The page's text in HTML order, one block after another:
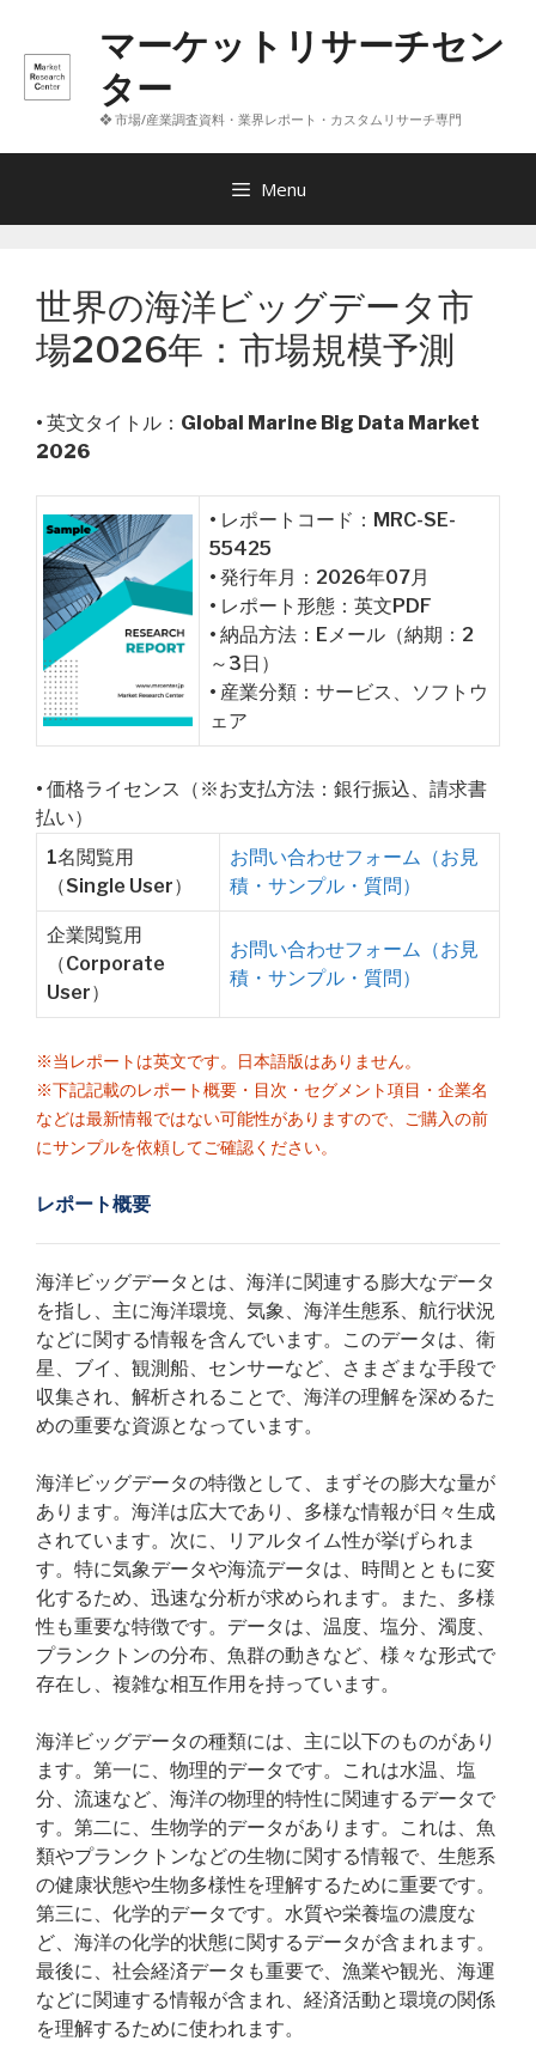
へ
マーケットリサーチセン
ター
❖ 市場/産業調査資料・業界レポート・カスタムリサーチ専門
Menu
世界の海洋ビッグデータ市
場2026年：市場規模予測
• 英文タイトル： Global Marine Big Data Market
2026
• レポートコード：MRC-SE-
55425
• 発行年月：2026年07月
• レポート形態：英文PDF
• 納品方法：Eメール（納期：2
～3日）
• 産業分類：サービス、ソフトウ
ェア
• 価格ライセンス（※お支払方法：銀行振込、請求書
払い）
1名閲覧用
（Single User）
お問い合わせフォーム（お見
積・サンプル・質問）
企業閲覧用
（Corporate
User）
お問い合わせフォーム（お見
積・サンプル・質問）
※当レポートは英文です。日本語版はありません。
※下記記載のレポート概要・目次・セグメント項目・企業名
などは最新情報ではない可能性がありますので、ご購入の前
にサンプルを依頼してご確認ください。
レポート概要
海洋ビッグデータとは、海洋に関連する膨大なデータ
を指し、主に海洋環境、気象、海洋生態系、航行状況
などに関する情報を含んでいます。このデータは、衛
星、ブイ、観測船、センサーなど、さまざまな手段で
収集され、解析されることで、海洋の理解を深めるた
めの重要な資源となっています。
海洋ビッグデータの特徴として、まずその膨大な量が
あります。海洋は広大であり、多様な情報が日々生成
されています。次に、リアルタイム性が挙げられま
す。特に気象データや海流データは、時間とともに変
化するため、迅速な分析が求められます。また、多様
性も重要な特徴です。データは、温度、塩分、濁度、
プランクトンの分布、魚群の動きなど、様々な形式で
存在し、複雑な相互作用を持っています。
海洋ビッグデータの種類には、主に以下のものがあり
ます。第一に、物理的データです。これは水温、塩
分、流速など、海洋の物理的特性に関連するデータで
す。第二に、生物学的データがあります。これは、魚
類やプランクトンなどの生物に関する情報で、生態系
の健康状態や生物多様性を理解するために重要です。
第三に、化学的データです。水質や栄養塩の濃度な
ど、海洋の化学的状態に関するデータが含まれます。
最後に、社会経済データも重要で、漁業や観光、海運
などに関連する情報が含まれ、経済活動と環境の関係
を理解するために使われます。